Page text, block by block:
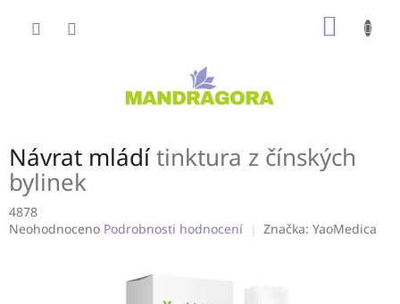
Návrat mládítinktura z čínských
bylinek
4878
Průměrné
Neohodnoceno Podrobnosti hodnocení Značka: YaoMedica